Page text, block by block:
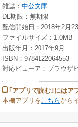
雑誌： 中公文庫
DL期限：無期限
配信開始日：2018年2月
ファイルサイズ：1.0MB
出版年月：2017年9月
ISBN：9784122064553
対応ビューア：ブラウザ
｢アプリで読む｣にはア
本棚アプリを こちらから